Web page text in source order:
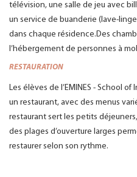
télévision, une salle de jeu avec
un service de buanderie (lave-
dans chaque résidence.Des
l’hébergement de personnes à
RESTAURATION
Les élèves de l’EMINES - School
un restaurant, avec des menus
restaurant sert les petits
des plages d’ouverture larges
restaurer selon son rythme.